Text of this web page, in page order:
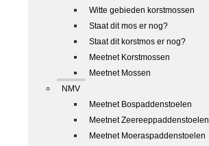
Witte gebieden korstmossen
Staat dit mos er nog?
Staat dit korstmos er nog?
Meetnet Korstmossen
Meetnet Mossen
NMV
Meetnet Bospaddenstoelen
Meetnet Zeereeppaddenstoelen
Meetnet Moeraspaddenstoelen